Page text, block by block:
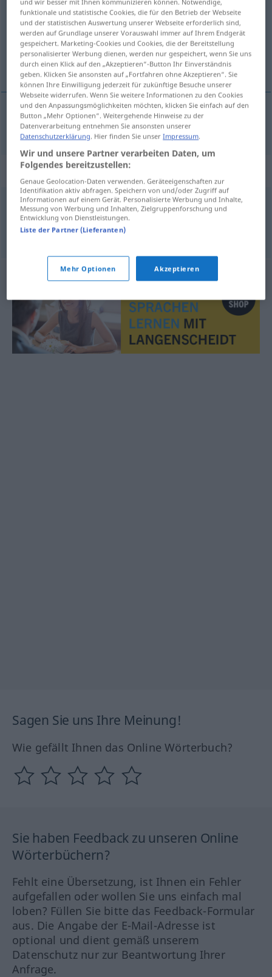
Übersicht aller Übersetzungen
(Für mehr Details die Übersetzung anklicken/antippen)
miejsce siedzące
miejscesiedzące Sitzplatz
Synonyme für "Sitzplatz"
Sitz,Platz
Sagen Sie uns Ihre Meinung!
Wie gefällt Ihnen das Online Wörterbuch?
Sie haben Feedback zu unseren Online
Wörterbüchern?
Fehlt eine Übersetzung, ist Ihnen ein Fehler
aufgefallen oder wollen Sie uns einfach mal
loben? Füllen Sie bitte das Feedback-Formular
aus. Die Angabe der E-Mail-Adresse ist
optional und dient gemäß unserem
Datenschutz nur zur Beantwortung Ihrer
Anfrage.
funktionale und statistische Cookies, die für den Betrieb der Webseite
und der statistischen Auswertung unserer Webseite erforderlich sind,
werden auf Grundlage unserer Vorauswahl immer auf Ihrem Endgerät
gespeichert. Marketing-Cookies und Cookies, die der Bereitstellung
personalisierter Werbung dienen, werden nur gespeichert, wenn Sie uns
durch einen Klick auf den „Akzeptieren“-Button Ihr Einverständnis
geben. Klicken Sie ansonsten auf „Fortfahren ohne Akzeptieren“. Sie
können Ihre Einwilligung jederzeit für zukünftige Besuche unserer
Webseite widerrufen. Wenn Sie weitere Informationen zu den Cookies
und den Anpassungsmöglichkeiten möchten, klicken Sie einfach auf den
Button „Mehr Optionen“. Weitergehende Hinweise zu der
Datenverarbeitung entnehmen Sie ansonsten unserer
Datenschutzerklärung . Hier finden Sie unserImpressum
Wir und unsere Partner verarbeiten Daten, um
Folgendes bereitzustellen:
Genaue Geolocation-Daten verwenden. Geräteeigenschaften zur
Identifikation aktiv abfragen. Speichern von und/oder Zugriff auf
Informationen auf einem Gerät. Personalisierte Werbung und Inhalte,
Messung von Werbung und Inhalten, Zielgruppenforschung und
Entwicklung von Dienstleistungen.
Liste der Partner (Lieferanten)
Mehr Optionen Akzeptieren